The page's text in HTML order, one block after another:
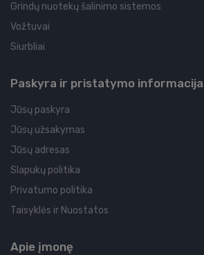
Grindų nuotekų šalinimo sistemos
Vožtuvai
Siurbliai
Paskyra ir pristatymo informacija
Jūsų paskyra
Jūsų užsakymas
Jūsų adresas
Slapukų politika
Privatumo politika
Taisyklės ir Nuostatos
Apie įmonę